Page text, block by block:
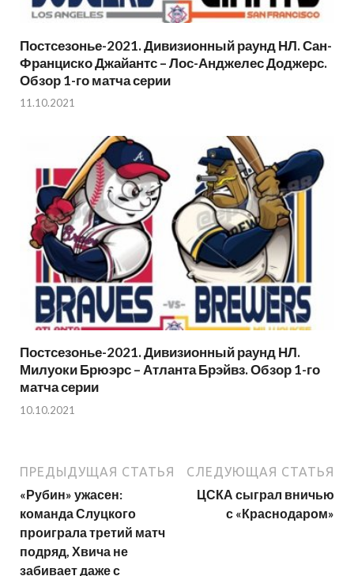
Постсезонье-2021. Дивизионный раунд НЛ. Сан-
Франциско Джайантс – Лос-Анджелес Доджерс.
Обзор 1-го матча серии
11.10.2021
Постсезонье-2021. Дивизионный раунд НЛ.
Милуоки Брюэрс – Атланта Брэйвз. Обзор 1-го
матча серии
10.10.2021
ПРЕДЫДУЩАЯ СТАТЬЯ
«Рубин» ужасен:
команда Слуцкого
проиграла третий матч
подряд, Хвича не
забивает даже с
СЛЕДУЮЩАЯ СТАТЬЯ
ЦСКА сыграл вничью
с «Краснодаром»